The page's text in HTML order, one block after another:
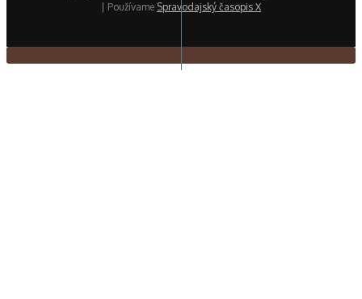
| Používame Spravodajský časopis X